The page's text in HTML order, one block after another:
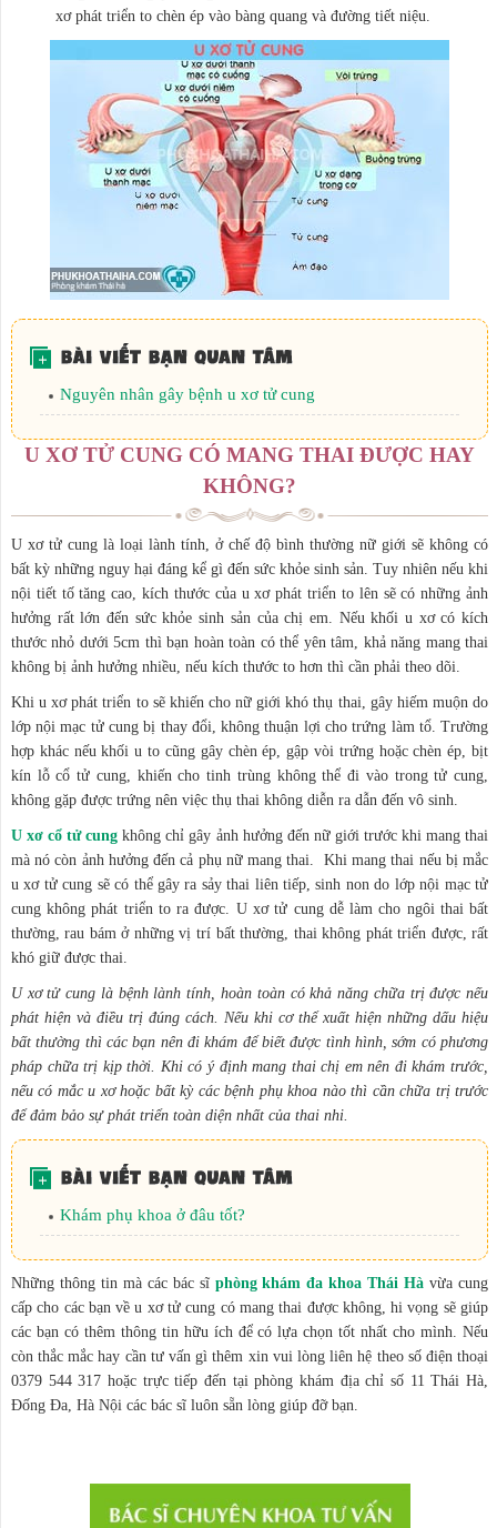
xơ phát triển to chèn ép vào bàng quang và đường tiết niệu.
Nguyên nhân gây bệnh u xơ tử cung
U XƠ TỬ CUNG CÓ MANG THAI ĐƯỢC HAY
KHÔNG?
U xơ tử cung là loại lành tính, ở chế độ bình thường nữ giới sẽ không có
bất kỳ những nguy hại đáng kể gì đến sức khỏe sinh sản. Tuy nhiên nếu khi
nội tiết tố tăng cao, kích thước của u xơ phát triển to lên sẽ có những ảnh
hưởng rất lớn đến sức khỏe sinh sản của chị em. Nếu khối u xơ có kích
thước nhỏ dưới 5cm thì bạn hoàn toàn có thể yên tâm, khả năng mang thai
không bị ảnh hưởng nhiều, nếu kích thước to hơn thì cần phải theo dõi.
Khi u xơ phát triển to sẽ khiến cho nữ giới khó thụ thai, gây hiếm muộn do
lớp nội mạc tử cung bị thay đổi, không thuận lợi cho trứng làm tổ. Trường
hợp khác nếu khối u to cũng gây chèn ép, gập vòi trứng hoặc chèn ép, bịt
kín lỗ cổ tử cung, khiến cho tinh trùng không thể đi vào trong tử cung,
không gặp được trứng nên việc thụ thai không diễn ra dẫn đến vô sinh.
U xơ cổ tử cung không chỉ gây ảnh hưởng đến nữ giới trước khi mang thai
mà nó còn ảnh hưởng đến cả phụ nữ mang thai. Khi mang thai nếu bị mắc
u xơ tử cung sẽ có thể gây ra sảy thai liên tiếp, sinh non do lớp nội mạc tử
cung không phát triển to ra được. U xơ tử cung dễ làm cho ngôi thai bất
thường, rau bám ở những vị trí bất thường, thai không phát triển được, rất
khó giữ được thai.
U xơ tử cung là bệnh lành tính, hoàn toàn có khả năng chữa trị được nếu
phát hiện và điều trị đúng cách. Nếu khi cơ thể xuất hiện những dấu hiệu
bất thường thì các bạn nên đi khám để biết được tình hình, sớm có phương
pháp chữa trị kịp thời. Khi có ý định mang thai chị em nên đi khám trước,
nếu có mắc u xơ hoặc bất kỳ các bệnh phụ khoa nào thì cần chữa trị trước
để đảm bảo sự phát triển toàn diện nhất của thai nhi.
Khám phụ khoa ở đâu tốt?
Những thông tin mà các bác sĩ phòng khám đa khoa Thái Hà vừa cung
cấp cho các bạn về u xơ tử cung có mang thai được không, hi vọng sẽ giúp
các bạn có thêm thông tin hữu ích để có lựa chọn tốt nhất cho mình. Nếu
còn thắc mắc hay cần tư vấn gì thêm xin vui lòng liên hệ theo số điện thoại
0379 544 317 hoặc trực tiếp đến tại phòng khám địa chỉ số 11 Thái Hà,
Đống Đa, Hà Nội các bác sĩ luôn sẵn lòng giúp đỡ bạn.